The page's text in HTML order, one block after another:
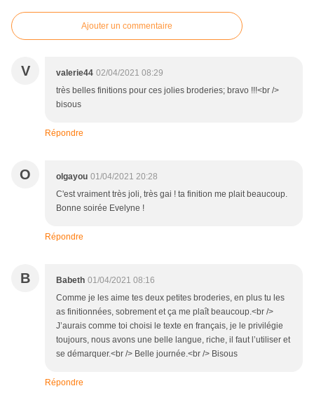
Ajouter un commentaire
V valerie44 02/04/2021 08:29
très belles finitions pour ces jolies broderies; bravo !!!<br />
bisous
Répondre
O olgayou 01/04/2021 20:28
C'est vraiment très joli, très gai ! ta finition me plait beaucoup.
Bonne soirée Evelyne !
Répondre
B Babeth 01/04/2021 08:16
Comme je les aime tes deux petites broderies, en plus tu les
as finitionnées, sobrement et ça me plaît beaucoup.<br />
J’aurais comme toi choisi le texte en français, je le privilégie
toujours, nous avons une belle langue, riche, il faut l’utiliser et
se démarquer.<br /> Belle journée.<br /> Bisous
Répondre